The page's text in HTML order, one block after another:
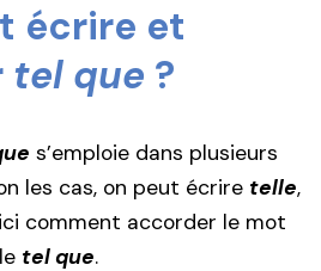
écrire et
tel que ?
s’emploie dans plusieurs
les cas, on peut écrire telle,
comment accorder le mot
tel que.